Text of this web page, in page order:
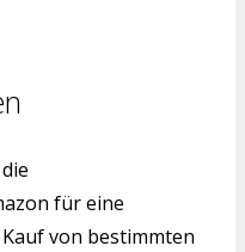
für eine
von bestimmten